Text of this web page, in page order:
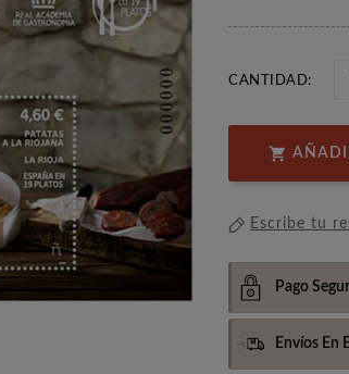
CANTIDAD:

Escribe tu
Pago
Envíos En